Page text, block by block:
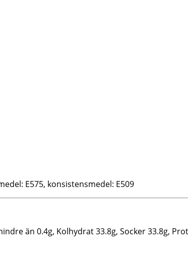
E575, konsistensmedel: E509
än 0.4g, Kolhydrat 33.8g, Socker 33.8g,